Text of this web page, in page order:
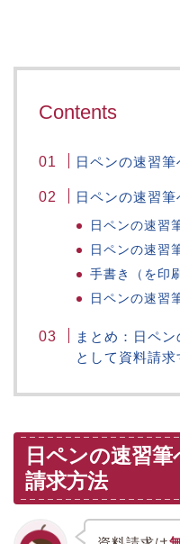
Contents
日ペンの速習
日ペンの速習
日ペンの速習
日ペンの速習
手書き（を印
日ペンの速習
まとめ：日ペ
として資料請
日ペンの速習
請求方法